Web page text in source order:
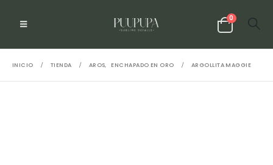
0
INICIO TIENDA AROS, ENCHAPADO EN ORO ARGOLLITA MAGGIE